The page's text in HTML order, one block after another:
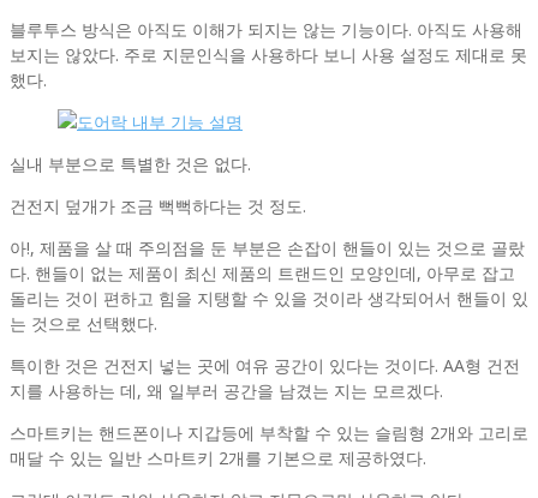
블루투스 방식은 아직도 이해가 되지는 않는 기능이다. 아직도 사용해
보지는 않았다. 주로 지문인식을 사용하다 보니 사용 설정도 제대로 못
했다.
실내 부분으로 특별한 것은 없다.
건전지 덮개가 조금 뻑뻑하다는 것 정도.
아!, 제품을 살 때 주의점을 둔 부분은 손잡이 핸들이 있는 것으로 골랐
다. 핸들이 없는 제품이 최신 제품의 트랜드인 모양인데, 아무로 잡고
돌리는 것이 편하고 힘을 지탱할 수 있을 것이라 생각되어서 핸들이 있
는 것으로 선택했다.
특이한 것은 건전지 넣는 곳에 여유 공간이 있다는 것이다. AA형 건전
지를 사용하는 데, 왜 일부러 공간을 남겼는 지는 모르겠다.
스마트키는 핸드폰이나 지갑등에 부착할 수 있는 슬림형 2개와 고리로
매달 수 있는 일반 스마트키 2개를 기본으로 제공하였다.